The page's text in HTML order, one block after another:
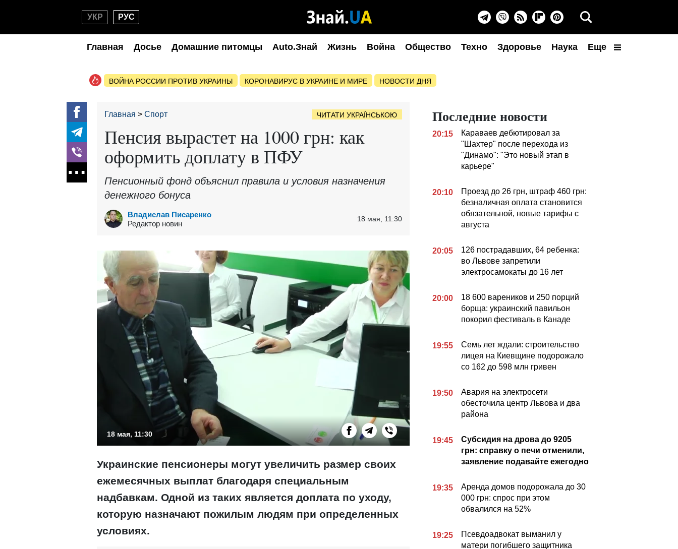
УКР РУС
Главная Досье Домашние питомцы Auto.Знай Жизнь Война Общество Техно Здоровье Наука Еще
ВОЙНА РОССИИ ПРОТИВ УКРАИНЫ КОРОНАВИРУС В УКРАИНЕ И МИРЕ НОВОСТИ ДНЯ
Главная Спорт ЧИТАТИ УКРАЇНСЬКОЮ
Пенсия вырастет на 1000 грн: как
оформить доплату в ПФУ
Пенсионный фонд объяснил правила и условия назначения
денежного бонуса
Владислав Писаренко
Редактор новин
18 мая, 11:30
18 мая, 11:30
Украинские пенсионеры могут увеличить размер своих
ежемесячных выплат благодаря специальным
надбавкам. Одной из таких является доплата по уходу,
которую назначают пожилым людям при определенных
условиях.
Последние новости
20:15
Караваев дебютировал за
"Шахтер" после перехода из
"Динамо": "Это новый этап в
карьере"
20:10
Проезд до 26 грн, штраф 460 грн:
безналичная оплата становится
обязательной, новые тарифы с
августа
20:05
126 пострадавших, 64 ребенка:
во Львове запретили
электросамокаты до 16 лет
20:00
18 600 вареников и 250 порций
борща: украинский павильон
покорил фестиваль в Канаде
19:55
Семь лет ждали: строительство
лицея на Киевщине подорожало
со 162 до 598 млн гривен
19:50
Авария на электросети
обесточила центр Львова и два
района
19:45
Субсидия на дрова до 9205
грн: справку о печи отменили,
заявление подавайте ежегодно
19:35
Аренда домов подорожала до 30
000 грн: спрос при этом
обвалился на 52%
19:25
Псевдоадвокат выманил у
матери погибшего защитника